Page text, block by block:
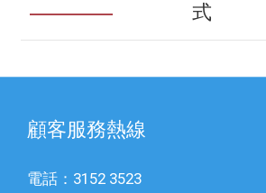
式
顧客服務熱線
電話：3152 3523